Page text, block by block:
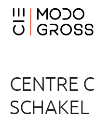
CENTRE
SCHAKEL